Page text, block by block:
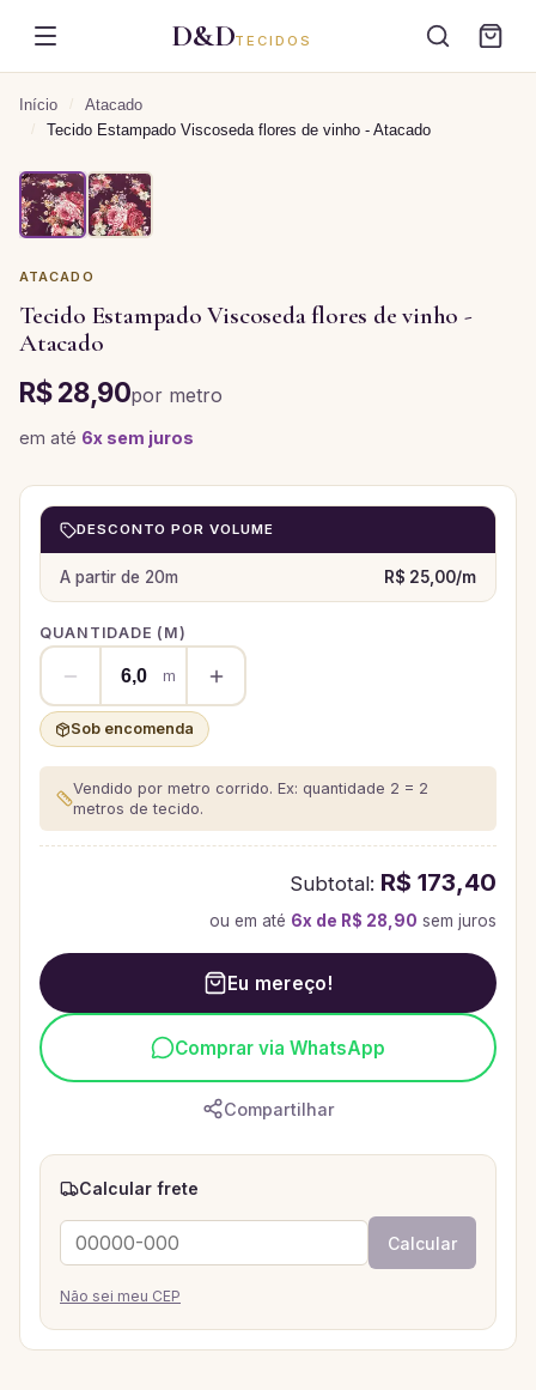
D&DTECIDOS
Início / Atacado
/ Tecido Estampado Viscoseda flores de vinho - Atacado
ATACADO
Tecido Estampado Viscoseda flores de vinho -
Atacado
R$ 28,90por metro
em até 6x sem juros
DESCONTO POR VOLUME
A partir de 20m R$ 25,00/m
QUANTIDADE ( M)
m
Sob encomenda
Vendido por metro corrido. Ex: quantidade 2 = 2
metros de tecido.
Subtotal: R$ 173,40
ou em até 6x de R$ 28,90 sem juros
Eu mereço!
Comprar via WhatsApp
Compartilhar
Calcular frete
Calcular
Não sei meu CEP